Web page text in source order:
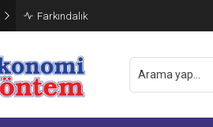
Brisa, ikinci çeyrek finansal sonuçlarını